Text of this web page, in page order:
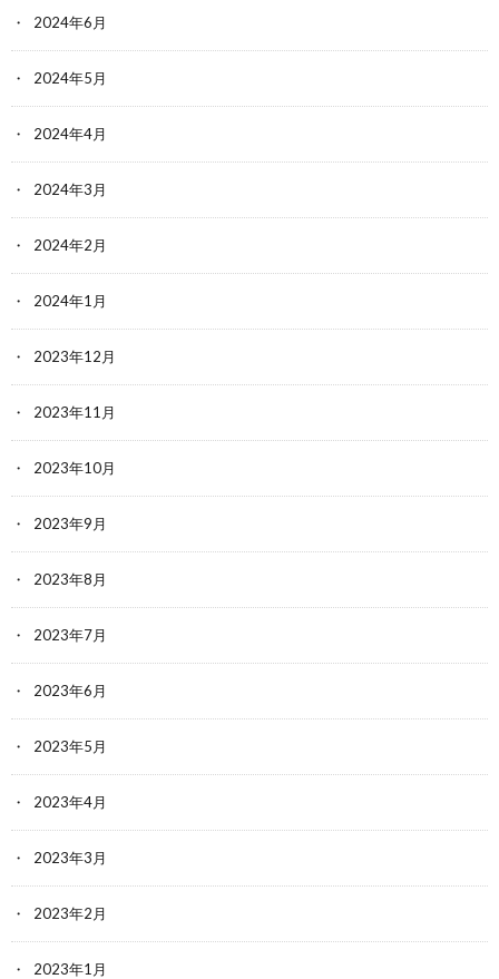
2024年6月
2024年5月
2024年4月
2024年3月
2024年2月
2024年1月
2023年12月
2023年11月
2023年10月
2023年9月
2023年8月
2023年7月
2023年6月
2023年5月
2023年4月
2023年3月
2023年2月
2023年1月